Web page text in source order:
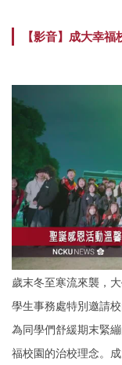
【影音】成大幸
歲末冬至寒流來襲，
學生事務處特別邀請
為同學們舒緩期末緊
福校園的治校理念。